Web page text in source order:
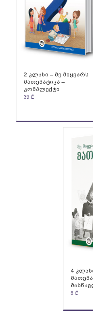
2 კლასი – მე მიყვარს
მათემატიკა –
კომპლექტი
39 ₾
4
8 ₾